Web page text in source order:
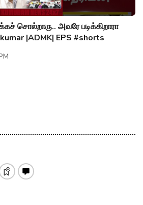
சொல்றாரு.. அவரே படிக்கிறாரா
|ADMK| EPS #shorts